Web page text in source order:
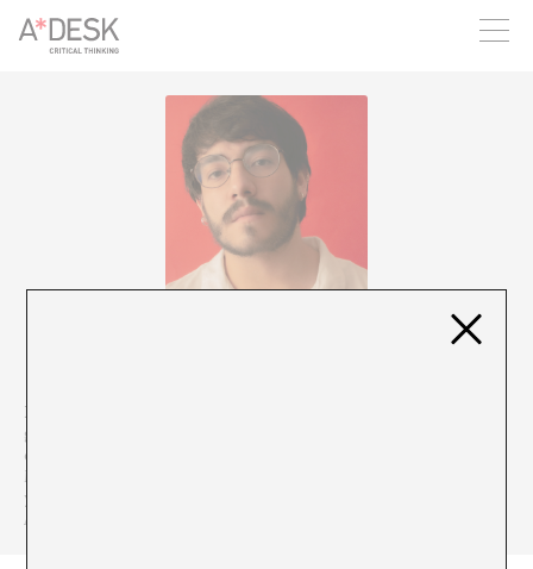
crees también en A*DESK seguimos necesitándote para poder
seguir adelante. Ahora puedes participar del proyecto y
apoyarlo.
Miguel Ángel Fajardo
gestos de la espiritualidad. Es director y guionista de los
cortometrajes
Bruja
y como script doctor de guionistas iberoamericanos.
Actualmente es doctorando de comunicación en la UPF.